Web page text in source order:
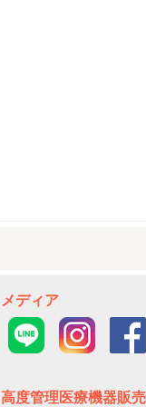
メディア
高度管理医療機器販